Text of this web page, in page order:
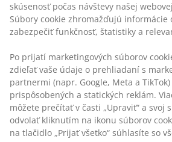
Hodnotenia
(3)